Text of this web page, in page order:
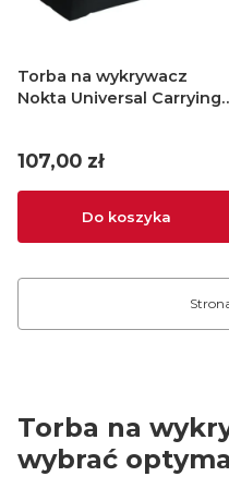
Torba na wykrywacz
Nokta Universal Carrying
Cena
107,00 zł
Do koszyka
Torba na
wybrać